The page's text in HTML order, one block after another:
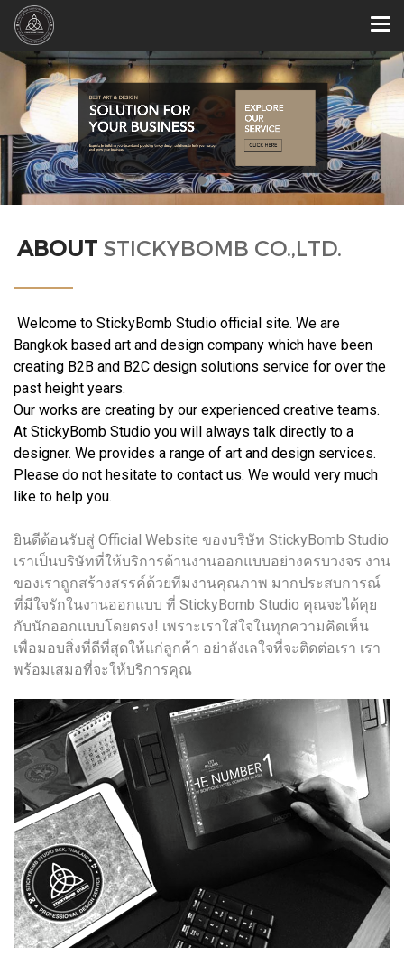
ABOUT STICKYBOMB CO.,LTD.
Welcome to StickyBomb Studio official site. We are
Bangkok based art and design company which have been
creating B2B and B2C design solutions service for over the
past height years.
Our works are creating by our experienced creative teams.
At StickyBomb Studio you will always talk directly to a
designer. We provides a range of art and design services.
Please do not hesitate to contact us. We would very much
like to help you.
ยินดีต้อนรับสู่ Official Website ของบริษัท StickyBomb Studio
เราเป็นบริษัทที่ให้บริการด้านงานออกแบบอย่างครบวงจร งาน
ของเราถูกสร้างสรรค์ด้วยทีมงานคุณภาพ มากประสบการณ์
ที่มีใจรักในงานออกแบบ ที่ StickyBomb Studio คุณจะได้คุย
กับนักออกแบบโดยตรง! เพราะเราใส่ใจในทุกความคิดเห็น
เพื่อมอบสิ่งที่ดีที่สุดให้แก่ลูกค้า อย่าลังเลใจที่จะติดต่อเรา เรา
พร้อมเสมอที่จะให้บริการคุณ